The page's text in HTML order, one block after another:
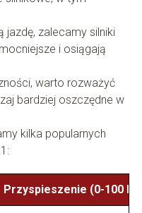
jazdę, zalecamy silniki
i osiągają
warto rozważyć
bardziej oszczędne w
kilka popularnych
Przyspieszenie (0-100